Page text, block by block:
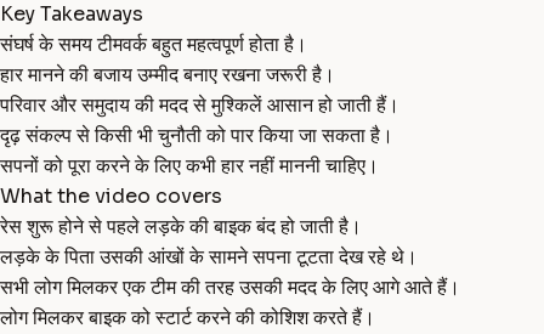
Key Takeaways
संघर्ष के समय टीमवर्क बहुत महत्वपूर्ण होता है।
हार मानने की बजाय उम्मीद बनाए रखना जरूरी है।
परिवार और समुदाय की मदद से मुश्किलें आसान हो जाती हैं।
दृढ़ संकल्प से किसी भी चुनौती को पार किया जा सकता है।
सपनों को पूरा करने के लिए कभी हार नहीं माननी चाहिए।
What the video covers
रेस शुरू होने से पहले लड़के की बाइक बंद हो जाती है।
लड़के के पिता उसकी आंखों के सामने सपना टूटता देख रहे थे।
सभी लोग मिलकर एक टीम की तरह उसकी मदद के लिए आगे आते हैं।
लोग मिलकर बाइक को स्टार्ट करने की कोशिश करते हैं।